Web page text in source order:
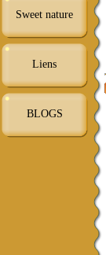
Sweet nature
Liens
BLOGS